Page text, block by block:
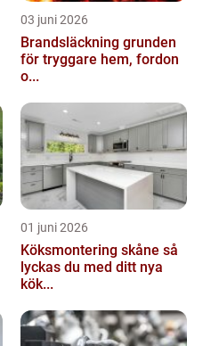
03 juni 2026
Brandsläckning grunden
för tryggare hem, fordon
o...
01 juni 2026
Köksmontering skåne så
lyckas du med ditt nya
kök...